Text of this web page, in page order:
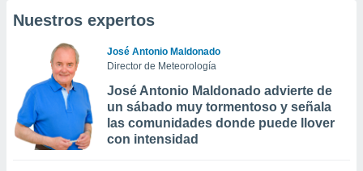
Nuestros expertos
José Antonio Maldonado
Director de Meteorología
José Antonio Maldonado advierte de
un sábado muy tormentoso y señala
las comunidades donde puede llover
con intensidad